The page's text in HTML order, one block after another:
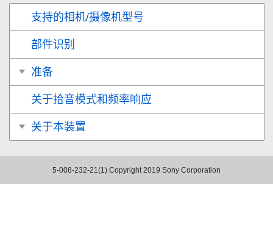
支持的相机/摄像机型号
部件识别
准备
关于拾音模式和频率响应
关于本装置
5-008-232-21(1) Copyright 2019 Sony Corporation